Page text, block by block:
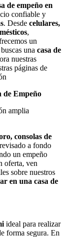
de empeño en
confiable y
. Desde celulares,
,
un
una casa de
nuestras
páginas de
de Empeño
amplia
consolas de
a fondo
un empeño
oferta, ven
sobre nuestros
en una casa de
ideal para realizar
forma segura. En